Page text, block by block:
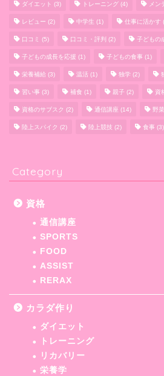
ダイエット (3) トレーニング (4) メン
レビュー (2) 中学生 (1) 仕事に活かす
口コミ (5) 口コミ・評判 (2) 子どもの
子どもの成長を応援 (1) 子どもの食事 (1)
栄養補給 (3) 温活 (1) 独学 (2)
習い事 (3) 補食 (1) 親子 (2) 資
資格のサブスク (2) 通信講座 (14) 野
陸上スパイク (2) 陸上競技 (2) 食事 (3)
Category
資格
通信講座
SPORTS
FOOD
ASSIST
RERAX
カラダ作り
ダイエット
トレーニング
リカバリー
栄養学